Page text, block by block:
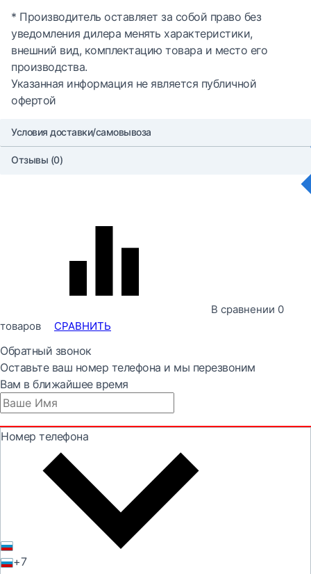
* Производитель оставляет за собой право без
уведомления дилера менять характеристики,
внешний вид, комплектацию товара и место его
производства.
Указанная информация не является публичной
офертой
Условия доставки/самовывоза
Отзывы (0)
В сравнении 0
товаров
СРАВНИТЬ
Обратный звонок
Оставьте ваш номер телефона и мы перезвоним
Вам в ближайшее время
Номер телефона
+7